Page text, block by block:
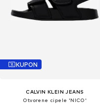
KUPON
CALVIN KLEIN JEANS
Otvorene cipele 'NICO'